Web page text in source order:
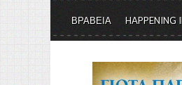
ΒΡΑΒΕΙΑ HAPPENING